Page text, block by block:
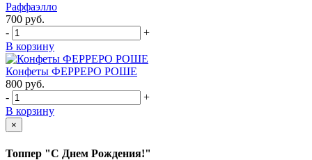
Раффаэлло
700 руб.
-
+
В корзину
Конфеты ФЕРРЕРО РОШЕ
800 руб.
-
+
В корзину
×
Топпер "С Днем Рождения!"